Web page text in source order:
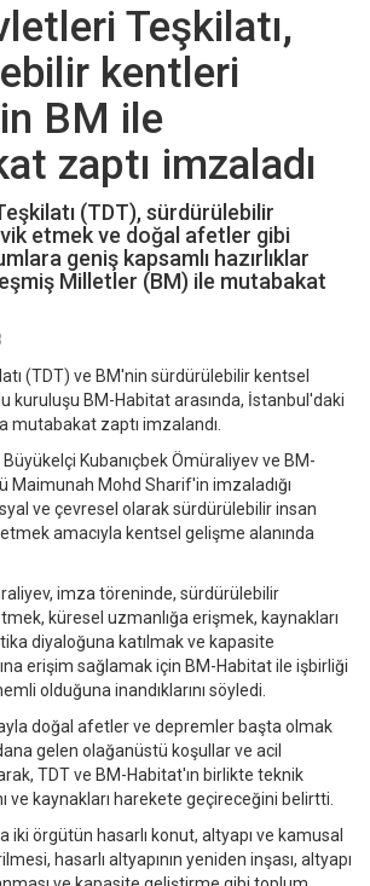
Teşkilatı,
kentleri
BM ile
zaptı imzaladı
(TDT), sürdürülebilir
etmek ve doğal afetler gibi
geniş kapsamlı hazırlıklar
Milletler (BM) ile mutabakat
(TDT) ve BM'nin sürdürülebilir kentsel
kuruluşu BM-Habitat arasında, İstanbul'daki
mutabakat zaptı imzalandı.
Kubanıçbek Ömüraliyev ve BM-
Maimunah Mohd Sharif'in imzaladığı
ve çevresel olarak sürdürülebilir insan
amacıyla kentsel gelişme alanında
imza töreninde, sürdürülebilir
küresel uzmanlığa erişmek, kaynakları
diyaloğuna katılmak ve kapasite
erişim sağlamak için BM-Habitat ile işbirliği
olduğuna inandıklarını söyledi.
doğal afetler ve depremler başta olmak
gelen olağanüstü koşullar ve acil
TDT ve BM-Habitat'ın birlikte teknik
ve kaynakları harekete geçireceğini belirtti.
iki örgütün hasarlı konut, altyapı ve kamusal
hasarlı altyapının yeniden inşası, altyapı